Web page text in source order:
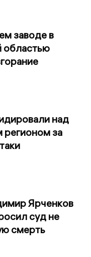
заводе в
областью
над
регионом за
Ярченков
суд не
смерть